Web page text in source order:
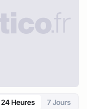
24 Heures 7 Jours